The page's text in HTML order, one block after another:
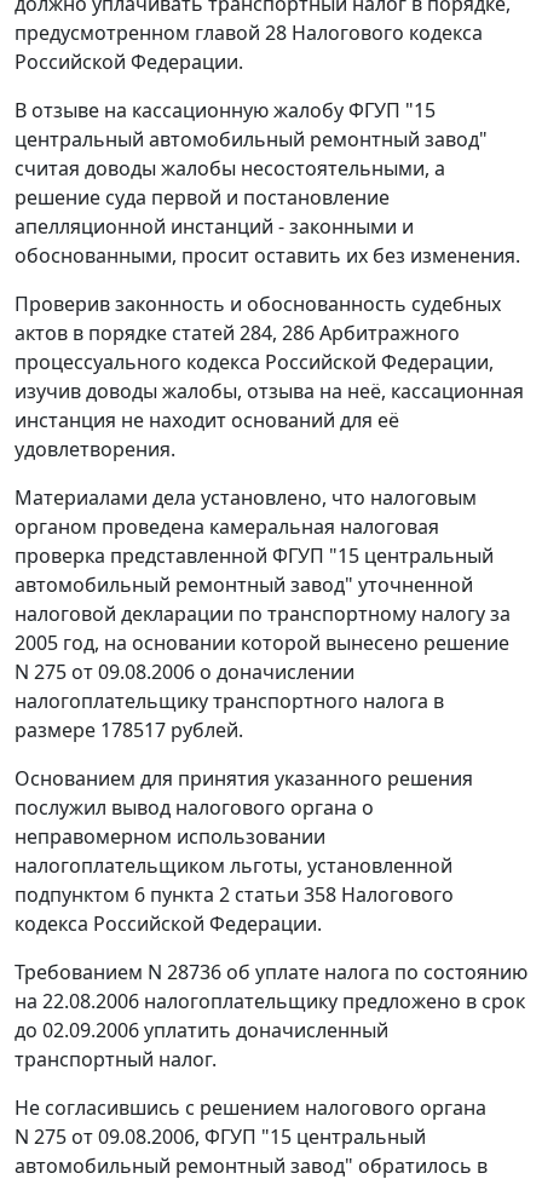
предусмотренном главой 28 Налогового кодекса
Российской Федерации.
В отзыве на кассационную жалобу ФГУП "15
центральный автомобильный ремонтный завод"
считая доводы жалобы несостоятельными, а
решение суда первой и постановление
апелляционной инстанций - законными и
обоснованными, просит оставить их без изменения.
Проверив законность и обоснованность судебных
актов в порядке статей 284, 286Арбитражного
процессуального кодекса Российской Федерации,
изучив доводы жалобы, отзыва на неё, кассационная
инстанция не находит оснований для её
удовлетворения.
Материалами дела установлено, что налоговым
органом проведена камеральная налоговая
проверка представленной ФГУП "15 центральный
автомобильный ремонтный завод" уточненной
налоговой декларации по транспортному налогу за
2005 год, на основании которой вынесено решение
N 275 от 09.08.2006 о доначислении
налогоплательщику транспортного налога в
размере 178517 рублей.
Основанием для принятия указанного решения
послужил вывод налогового органа о
неправомерном использовании
налогоплательщиком льготы, установленной
подпунктом 6 пункта 2 статьи 358 Налогового
кодекса Российской Федерации.
Требованием N 28736 об уплате налога по состоянию
на 22.08.2006 налогоплательщику предложено в срок
до 02.09.2006 уплатить доначисленный
транспортный налог.
Не согласившись с решением налогового органа
N 275 от 09.08.2006, ФГУП "15 центральный
автомобильный ремонтный завод" обратилось в